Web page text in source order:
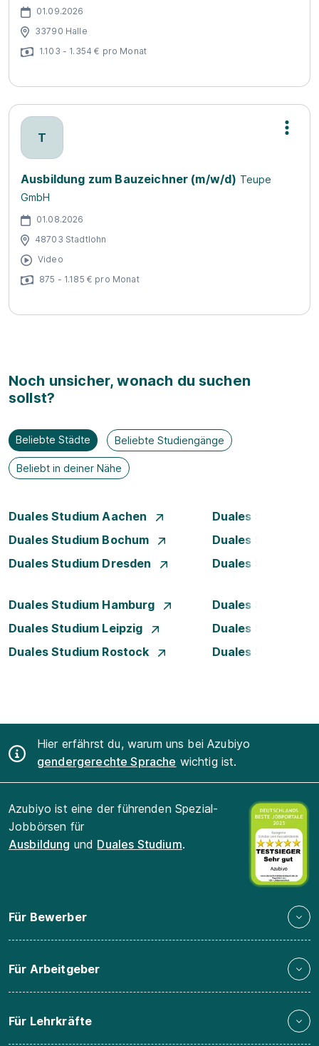
01.09.2026
33790 Halle
1.103 - 1.354 € pro Monat
T
Ausbildung zum Bauzeichner (m/w/d) Teupe
GmbH
01.08.2026
48703 Stadtlohn
Video
875 - 1.185 € pro Monat
Noch unsicher, wonach du suchen
sollst?
Beliebte Städte Beliebte Studiengänge
Beliebt in deiner Nähe
Duales Studium Aachen
Duales Studium
Duales Studium Bochum
Duales Studium
Duales Studium Dresden
Duales Studium
Duales Studium Hamburg
Duales Studium
Duales Studium Leipzig
Duales Studium
Duales Studium Rostock
Duales Studium
Hier erfährst du, warum uns bei Azubiyo
gendergerechte Sprache wichtig ist.
Azubiyo ist eine der führenden Spezial-
Jobbörsen für
Ausbildung und Duales Studium.
Für Bewerber
Für Arbeitgeber
Für Lehrkräfte